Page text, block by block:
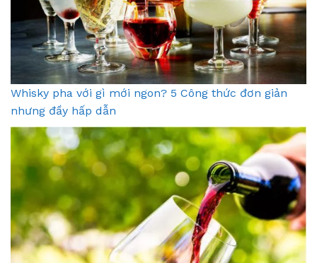
Whisky pha với gì mới ngon? 5 Công thức đơn giản
nhưng đầy hấp dẫn